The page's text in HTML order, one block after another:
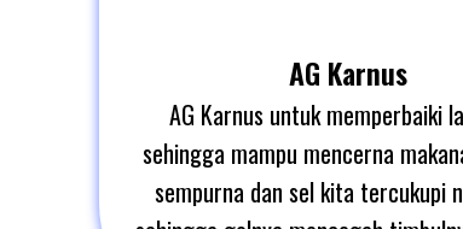
AG Karnus
AG Karnus untuk memperbaiki
sehingga mampu mencerna
sempurna dan sel kita tercukupi